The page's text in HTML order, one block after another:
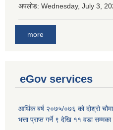
अपलोड: Wednesday, July 3,
more
eGov services
आर्थिक बर्ष २०७५/०७६ को दोश्रो
भत्ता प्राप्त गर्ने ९ देखि ११ वडा सम्मका